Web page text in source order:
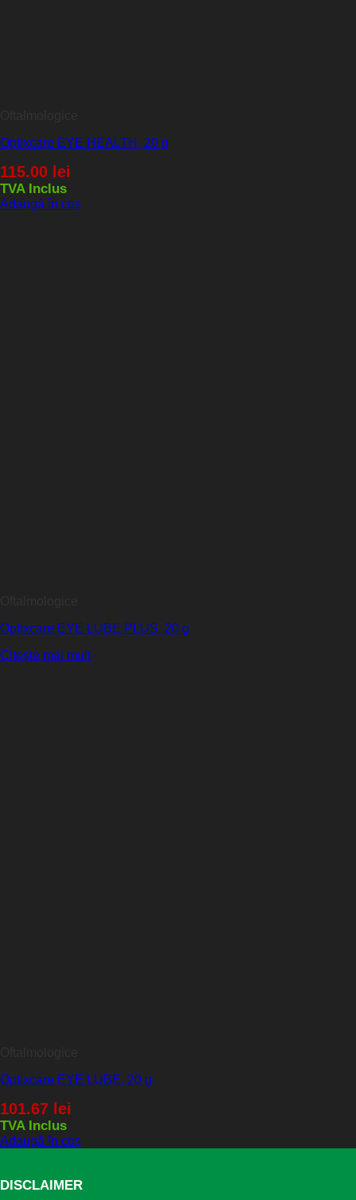
Optixcare EYE HEALTH, 20 g
115.00 lei
TVA Inclus
Adaugă în coș
Optixcare EYE LUBE PLUS, 20 g
Citește mai mult
Optixcare EYE LUBE, 20 g
101.67 lei
TVA Inclus
Adaugă în coș
DISCLAIMER